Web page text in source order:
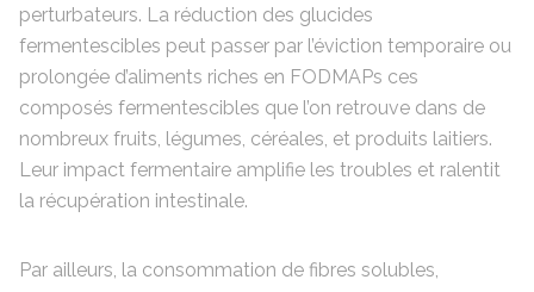
perturbateurs. La réduction des glucides
fermentescibles peut passer par l’éviction temporaire ou
prolongée d’aliments riches en FODMAPs ces
composés fermentescibles que l’on retrouve dans de
nombreux fruits, légumes, céréales, et produits laitiers.
Leur impact fermentaire amplifie les troubles et ralentit
la récupération intestinale.
Par ailleurs, la consommation de fibres solubles,